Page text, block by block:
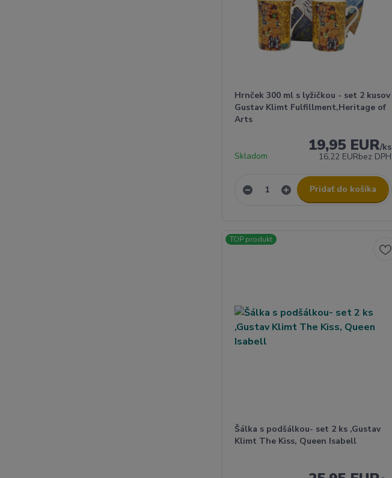
Hrnček 300 ml s lyžičkou - set 2 kusov
Gustav Klimt Fulfillment,Heritage of
Arts
19,95 EUR/ks
16,22 EURbez DPH
Skladom
Pridať do košíka
TOP produkt
Šálka s podšálkou- set 2 ks ,Gustav
Klimt The Kiss, Queen Isabell